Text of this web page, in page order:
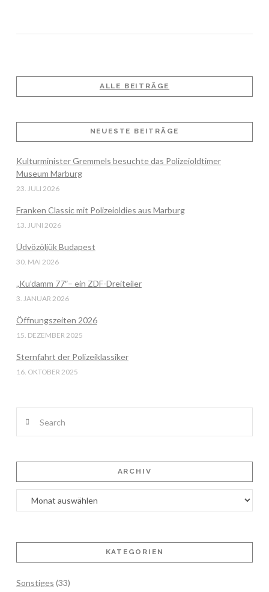
VIEW POST
ALLE BEITRÄGE
NEUESTE BEITRÄGE
Kulturminister Gremmels besuchte das Polizeioldtimer
Museum Marburg
23. JULI 2026
Franken Classic mit Polizeioldies aus Marburg
13. JUNI 2026
Üdvözöljük Budapest
30. MAI 2026
„Ku’damm 77″– ein ZDF-Dreiteiler
3. JANUAR 2026
Öffnungszeiten 2026
15. DEZEMBER 2025
Sternfahrt der Polizeiklassiker
16. OKTOBER 2025
ARCHIV
Archiv
KATEGORIEN
Sonstiges (33)